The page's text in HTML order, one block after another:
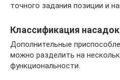
точного задания позиции и
Классификация
Дополнительные
можно разделить на
функциональности.